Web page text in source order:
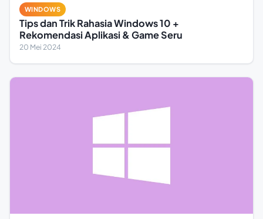
WINDOWS
Tips dan Trik Rahasia Windows 10 +
Rekomendasi Aplikasi & Game Seru
20 Mei 2024